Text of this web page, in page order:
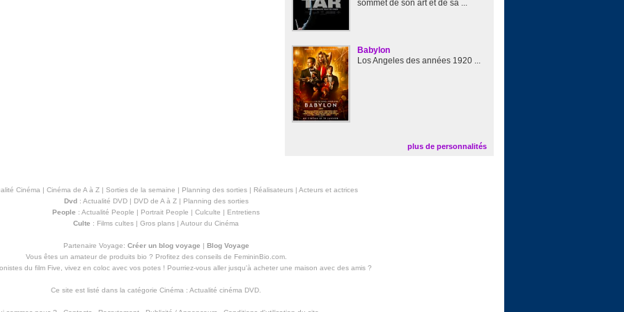
sommet de son art et de sa ...
Babylon
Los Angeles des années 1920 ...
plus de personnalités
Cinéma | Cinéma de A à Z| Sorties de la semaine | Planning des sorties| Réalisateurs| Acteurs et actrices
Dvd: Actualité DVD| DVD de A à Z| Planning des sorties
People : Actualité People | Portrait People | Culculte | Entretiens
Culte : Films cultes | Gros plans | Autour du Cinéma
Partenaire Voyage: Créer un blog voyage | Blog Voyage
Vous êtes un amateur de produits bio ? Profitez des conseils de FemininBio.com.
du film Five, vivez en coloc avec vos potes ! Pourriez-vous aller jusqu'à acheter une maison avec des amis?
Ce site est listé dans la catégorie Cinéma : Actualité cinéma DVD